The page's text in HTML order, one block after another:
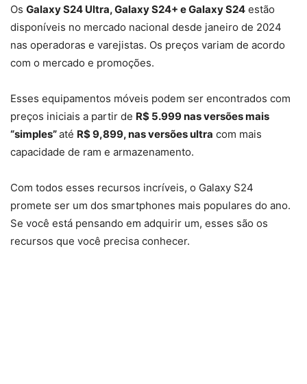
Os Galaxy S24 Ultra, Galaxy S24+ e Galaxy S24 estão
disponíveis no mercado nacional desde janeiro de 2024
nas operadoras e varejistas. Os preços variam de acordo
com o mercado e promoções.
Esses equipamentos móveis podem ser encontrados com
preços iniciais a partir de R$ 5.999 nas versões mais
“simples”até R$ 9,899, nas versões ultra com mais
capacidade de ram e armazenamento.
Com todos esses recursos incríveis, o Galaxy S24
promete ser um dos smartphones mais populares do ano.
Se você está pensando em adquirir um, esses são os
recursos que você precisa conhecer.